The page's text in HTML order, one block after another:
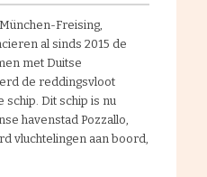
Freising,
al sinds 2015 de
met Duitse
de reddingsvloot
Dit schip is nu
havenstad Pozzallo,
vluchtelingen aan boord,